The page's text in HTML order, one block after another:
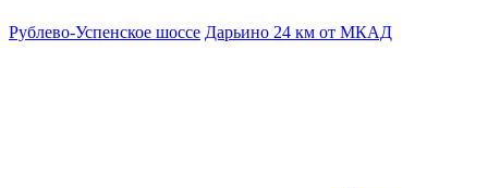
Рублево-Успенское шоссе Дарьино 24 км от МКАД